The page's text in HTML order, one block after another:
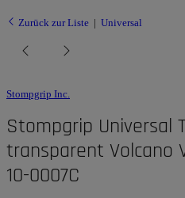
Zurück zur Liste Universal
Stompgrip Inc.
Stompgrip Universal
transparent Volcano
10-0007C